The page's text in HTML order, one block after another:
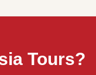
Tours?